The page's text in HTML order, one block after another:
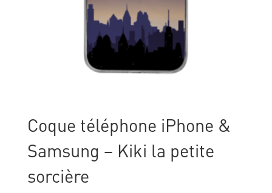
Coque téléphone iPhone &
Samsung – Kiki la petite
sorcière